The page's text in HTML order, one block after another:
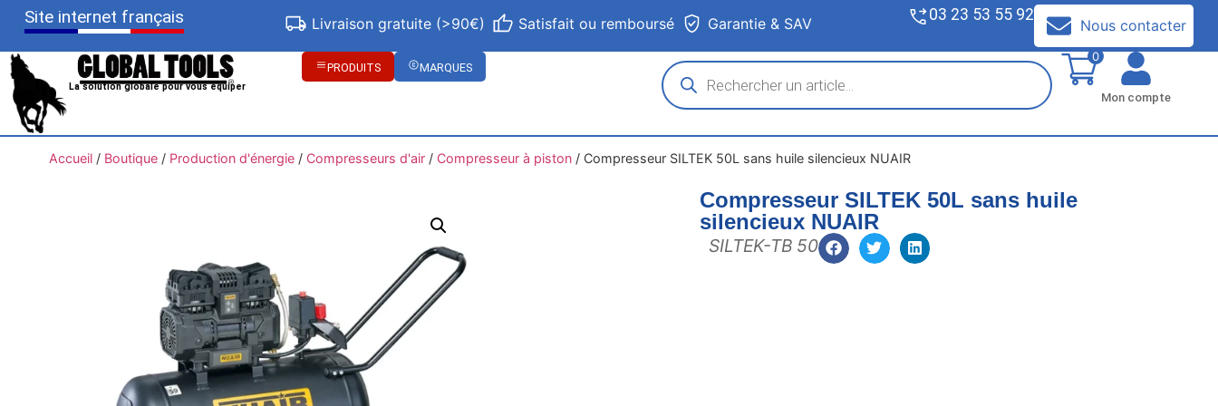
Site internet français Livraison gratuite (>90€) Satisfait ou remboursé Garantie & SAV 03 23 53 55 92
Nous contacter
La solution globale pour vous équiper
PRODUITS MARQUES
0
Mon compte
Accueil/ Boutique/ Production d'énergie/ Compresseurs d'air/ Compresseur à piston/ Compresseur SILTEK 50L sans huile silencieux NUAIR
Compresseur SILTEK 50L sans huile
silencieux NUAIR
SILTEK-TB 50